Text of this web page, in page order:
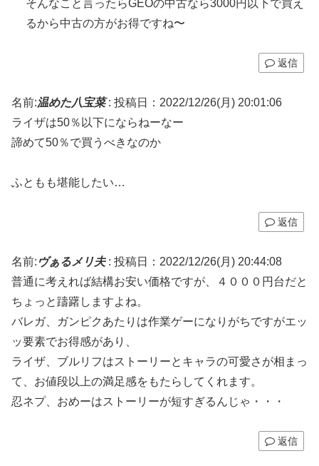
そんなこと言ったらGEOの中古なら3000円以下で買え
るから中古の方がお得ですね〜
返信
名前:温めた八宝菜: 投稿日：2022/12/26(月) 20:01:06
ライザは50％以下にならねーなー
諦めて50％で買うべきなのか
ふともも堪能したい…
返信
名前: ヴぁるメリ夫: 投稿日：2022/12/26(月) 20:44:08
普通に考えれば結構お安い価格ですが、４０００円台だと
ちょっと躊躇しますよね。
バレガ、ガンピクあたりは作業ゲーになりがちですがエッ
ッ要素でお得感があり、
ライザ、ブルリフはストーリーとキャラの可愛さが相まっ
て、お値段以上の満足感をもたらしてくれます。
忍ネプ、おめーはストーリーが短すぎるんじゃ・・・
返信